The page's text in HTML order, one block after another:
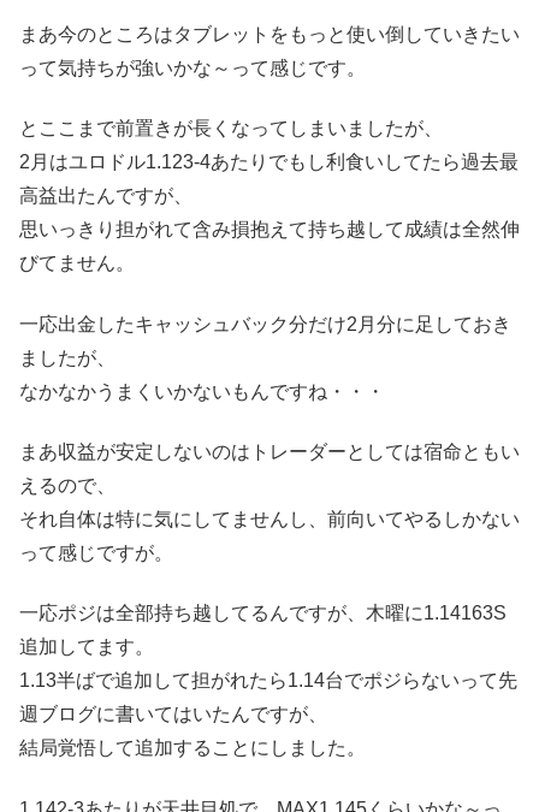
まあ今のところはタブレットをもっと使い倒していきたい
って気持ちが強いかな～って感じです。
とここまで前置きが長くなってしまいましたが、
2月はユロドル1.123-4あたりでもし利食いしてたら過去最
高益出たんですが、
思いっきり担がれて含み損抱えて持ち越して成績は全然伸
びてません。
一応出金したキャッシュバック分だけ2月分に足しておき
ましたが、
なかなかうまくいかないもんですね・・・
まあ収益が安定しないのはトレーダーとしては宿命ともい
えるので、
それ自体は特に気にしてませんし、前向いてやるしかない
って感じですが。
一応ポジは全部持ち越してるんですが、木曜に1.14163S
追加してます。
1.13半ばで追加して担がれたら1.14台でポジらないって先
週ブログに書いてはいたんですが、
結局覚悟して追加することにしました。